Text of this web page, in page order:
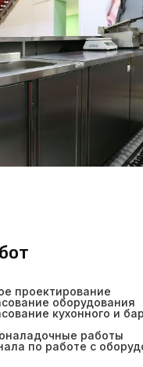
проектирование
оборудования
кухонного и
работы
по работе с